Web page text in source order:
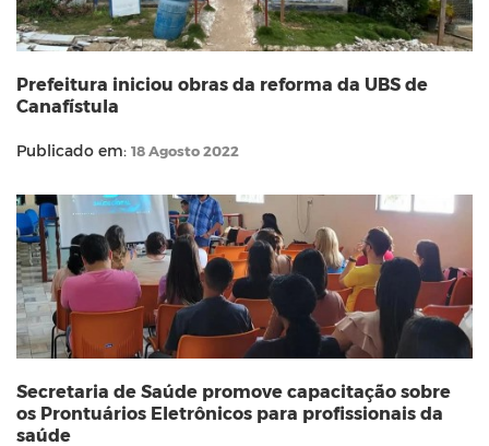
Prefeitura iniciou obras da reforma da UBS de
Canafístula
Publicado em: 18 Agosto 2022
Secretaria de Saúde promove capacitação sobre
os Prontuários Eletrônicos para profissionais da
saúde